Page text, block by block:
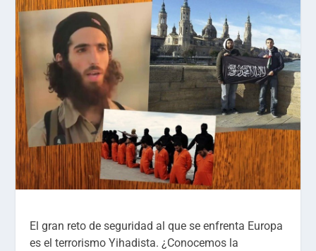
El gran reto de seguridad al que se enfrenta Europa
es el terrorismo Yihadista. ¿Conocemos la